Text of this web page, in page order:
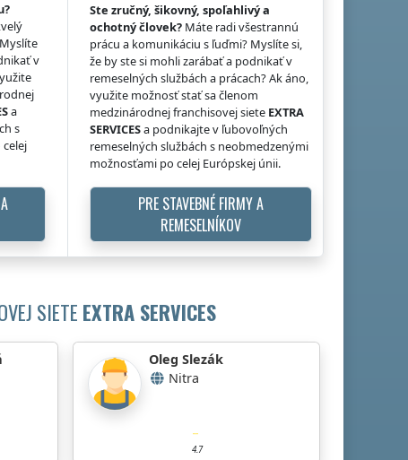
v
a
s
Ste zručný, šikovný, spoľahlivý a
ochotný človek?Máte radi všestrannú
prácu a komunikáciu s ľuďmi? Myslíte si,
že by ste si mohli zarábať a podnikať v
remeselných službách a prácach? Ak áno,
využite možnosť stať sa členom
medzinárodnej franchisovej siete EXTRA
SERVICESa podnikajte v ľubovoľných
remeselných službách s neobmedzenými
možnosťami po celej Európskej únii.
PRE STAVEBNÉ FIRMY A
REMESELNÍKOV
SIETE EXTRA SERVICES
Oleg Slezák
Nitra
4.7